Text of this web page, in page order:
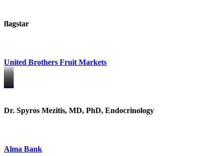
flagstar
United Brothers Fruit Markets
https://www.unitedbrothersfruitmarkets.com/
https://www.unitedbrothersfruitmarkets.com/
Dr. Spyros Mezitis, MD, PhD, Endocrinology
Alma Bank